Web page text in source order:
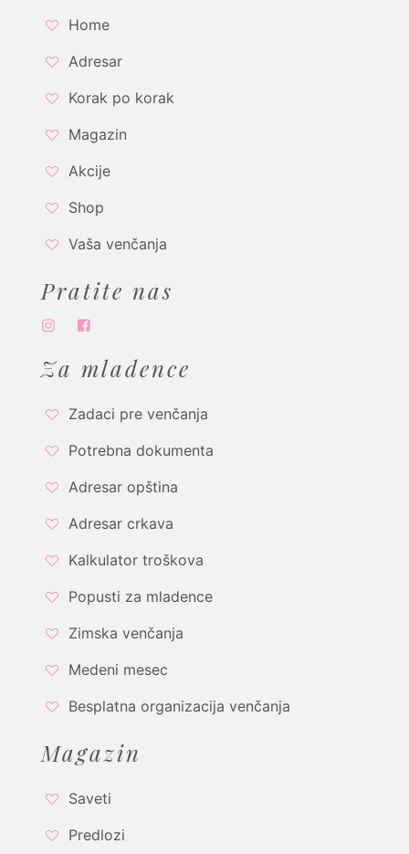
Home
Adresar
Korak po korak
Magazin
Akcije
Shop
Vaša venčanja
Pratite nas
Za mladence
Zadaci pre venčanja
Potrebna dokumenta
Adresar opština
Adresar crkava
Kalkulator troškova
Popusti za mladence
Zimska venčanja
Medeni mesec
Besplatna organizacija venčanja
Magazin
Saveti
Predlozi